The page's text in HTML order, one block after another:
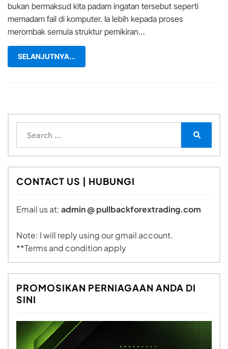
bukan bermaksud kita padam ingatan tersebut seperti
memadam fail di komputer. Ia lebih kepada proses
merombak semula struktur pemikiran…
SELANJUTNYA...
for:
CONTACT US | HUBUNGI
Email us at: admin @ pullbackforextrading.com
Note: I will reply using our gmail account.
**Terms and condition apply
PROMOSIKAN PERNIAGAAN ANDA DI
SINI